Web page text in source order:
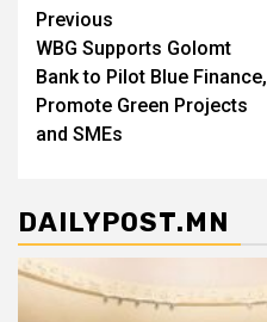
Post
navigation
Previous
WBG Supports Golomt
Bank to Pilot Blue Finance,
Promote Green Projects
and SMEs
DAILYPOST.MN